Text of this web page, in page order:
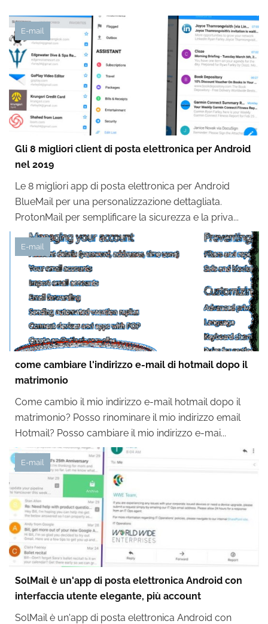
E-mail
Gli 8 migliori client di posta elettronica per Android
nel 2019
Le 8 migliori app di posta elettronica per Android
BlueMail per una personalizzazione dettagliata.
ProtonMail per semplificare la sicurezza e la priva...
E-mail
come cambiare l'indirizzo e-mail di hotmail dopo il
matrimonio
Come cambio il mio indirizzo e-mail hotmail dopo il
matrimonio? Posso rinominare il mio indirizzo email
Hotmail? Posso cambiare il mio indirizzo e-mai...
E-mail
SolMail è un'app di posta elettronica Android con
interfaccia utente elegante, più account
SolMail è un'app di posta elettronica Android con